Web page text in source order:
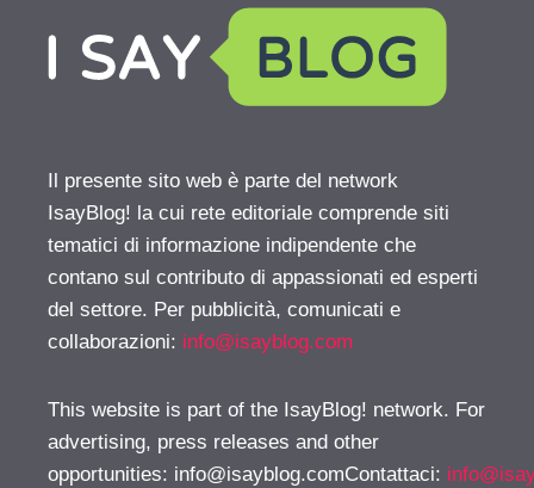
Il presente sito web è parte del network
IsayBlog! la cui rete editoriale comprende siti
tematici di informazione indipendente che
contano sul contributo di appassionati ed esperti
del settore. Per pubblicità, comunicati e
collaborazioni: info@isayblog.com
This website is part of the IsayBlog! network. For
advertising, press releases and other
opportunities: info@isayblog.comContattaci: